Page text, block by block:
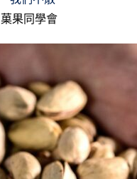
菓果同學會